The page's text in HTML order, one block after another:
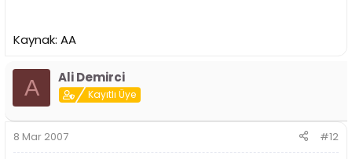
Kaynak: AA
A Ali Demirci
Kayıtlı Üye
8 Mar 2007 #12